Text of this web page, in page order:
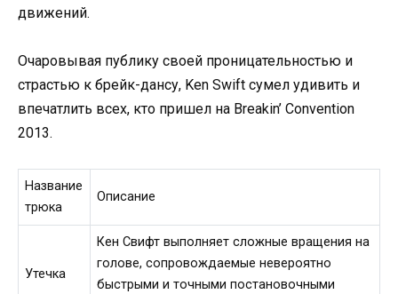
движений.
Очаровывая публику своей проницательностью и
страстью к брейк-дансу, Ken Swift сумел удивить и
впечатлить всех, кто пришел на Breakin’ Convention
2013.
Название
трюка
Описание
Утечка
Кен Свифт выполняет сложные вращения на
голове, сопровождаемые невероятно
быстрыми и точными постановочными